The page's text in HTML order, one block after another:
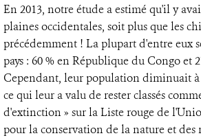
En 2013, notre étude a estimé qu'il y
plaines occidentales, soit plus que les
précédemment ! La plupart d'entre eux
pays : 60 % en République du Congo et
Cependant, leur population diminuait à
ce qui leur a valu de rester classés
d'extinction » sur la Liste rouge de
pour la conservation de la nature et des